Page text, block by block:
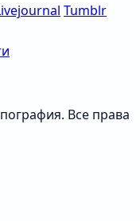
Tumblr
Все права